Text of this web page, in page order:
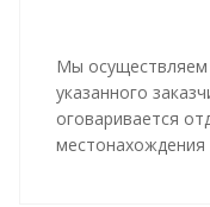
Мы осуществляем
указанного
оговаривается
местонахождения